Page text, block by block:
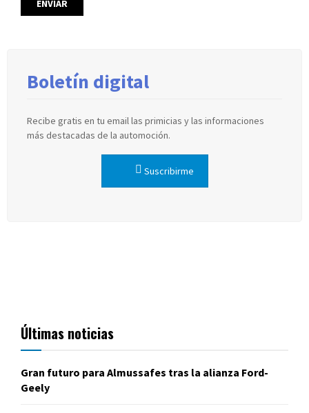
Boletín digital
Recibe gratis en tu email las primicias y las informaciones
más destacadas de la automoción.
Suscribirme
Últimas noticias
Gran futuro para Almussafes tras la alianza Ford-
Geely